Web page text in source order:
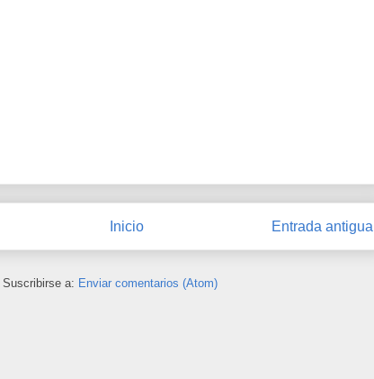
Entrada antigua
Inicio
Suscribirse a: Enviar comentarios (Atom)